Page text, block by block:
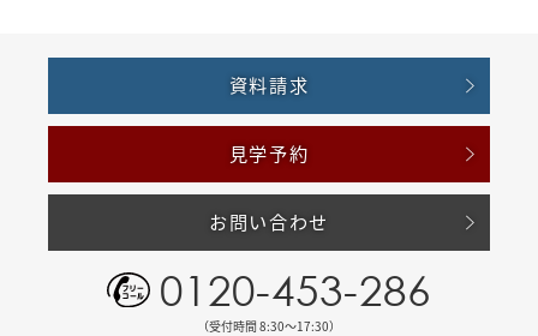
資料請求
見学予約
お問い合わせ
0120-453-286
（受付時間 8:30〜17:30）